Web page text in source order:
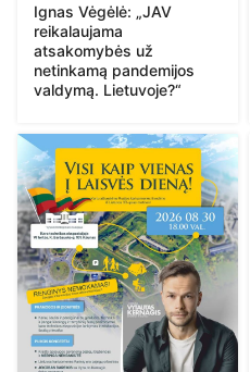
Ignas Vėgėlė: „JAV
reikalaujama
atsakomybės už
netinkamą pandemijos
valdymą. Lietuvoje?“